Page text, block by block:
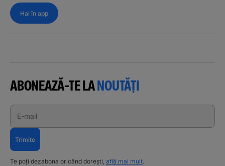
Hai în app
ABONEAZĂ-TE LANOUTĂȚI
E-mail
Trimite
Te poți dezabona oricând dorești, află mai mult.